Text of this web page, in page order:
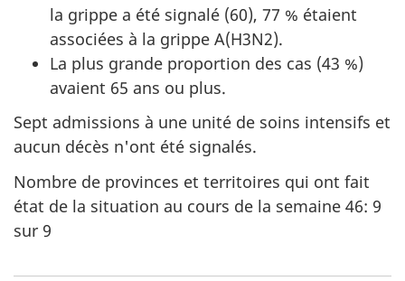
la grippe a été signalé (60), 77 % étaient
associées à la grippe A(H3N2).
La plus grande proportion des cas (43 %)
avaient 65 ans ou plus.
Sept admissions à une unité de soins intensifs et
aucun décès n'ont été signalés.
Nombre de provinces et territoires qui ont fait
état de la situation au cours de la semaine 46: 9
sur 9